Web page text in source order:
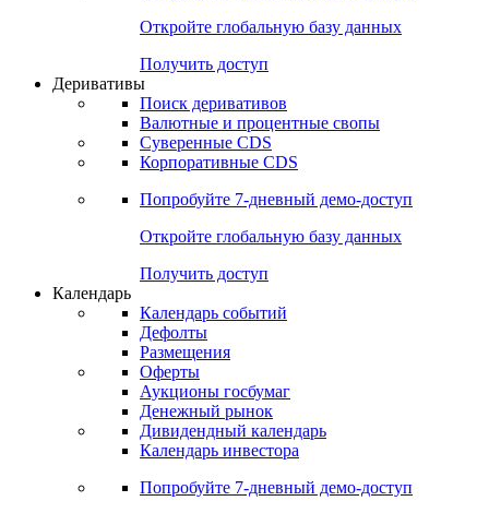
Откройте глобальную базу данных
Получить доступ
Деривативы
Поиск деривативов
Валютные и процентные свопы
Суверенные CDS
Корпоративные CDS
Попробуйте 7-дневный демо-доступ
Откройте глобальную базу данных
Получить доступ
Календарь
Календарь событий
Дефолты
Размещения
Оферты
Аукционы госбумаг
Денежный рынок
Дивидендный календарь
Календарь инвестора
Попробуйте 7-дневный демо-доступ